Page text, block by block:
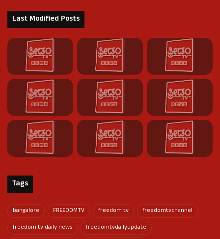
Last Modified Posts
Tags
bangalore FREEDOMTV freedom tv
freedomtvchannel
freedom tv daily news
freedomtvdailyupdate